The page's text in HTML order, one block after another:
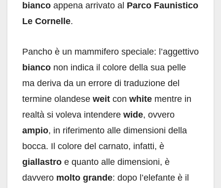
bianco appena arrivato al Parco Faunistico
Le Cornelle.
Pancho è un mammifero speciale: l’aggettivo
bianco non indica il colore della sua pelle
ma deriva da un errore di traduzione del
termine olandese weit con white mentre in
realtà si voleva intendere wide, ovvero
ampio, in riferimento alle dimensioni della
bocca. Il colore del carnato, infatti, è
giallastro e quanto alle dimensioni, è
davvero molto grande: dopo l’elefante è il